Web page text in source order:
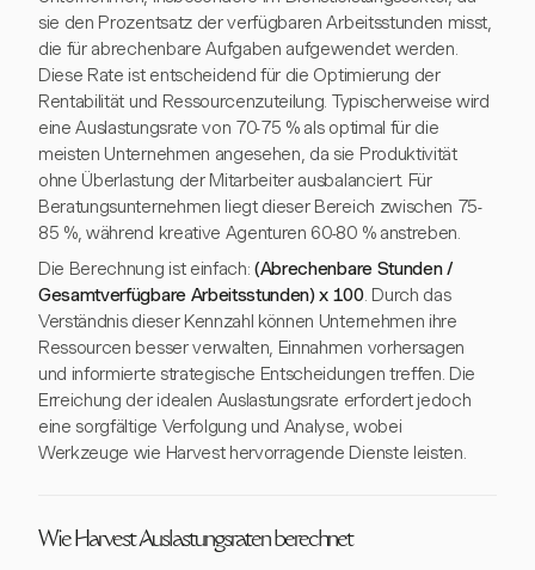
sie den Prozentsatz der verfügbaren Arbeitsstunden misst,
die für abrechenbare Aufgaben aufgewendet werden.
Diese Rate ist entscheidend für die Optimierung der
Rentabilität und Ressourcenzuteilung. Typischerweise wird
eine Auslastungsrate von 70-75 % als optimal für die
meisten Unternehmen angesehen, da sie Produktivität
ohne Überlastung der Mitarbeiter ausbalanciert. Für
Beratungsunternehmen liegt dieser Bereich zwischen 75-
85 %, während kreative Agenturen 60-80 % anstreben.
Die Berechnung ist einfach:(Abrechenbare Stunden /
Gesamtverfügbare Arbeitsstunden) x 100. Durch das
Verständnis dieser Kennzahl können Unternehmen ihre
Ressourcen besser verwalten, Einnahmen vorhersagen
und informierte strategische Entscheidungen treffen. Die
Erreichung der idealen Auslastungsrate erfordert jedoch
eine sorgfältige Verfolgung und Analyse, wobei
Werkzeuge wie Harvest hervorragende Dienste leisten.
Wie Harvest Auslastungsraten berechnet